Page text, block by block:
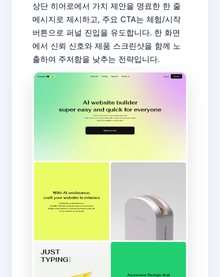
상단 히어로에서 가치 제안을 명료한 한 줄
메시지로 제시하고, 주요 CTA는 체험/시작
버튼으로 퍼널 진입을 유도합니다. 한 화면
에서 신뢰 신호와 제품 스크린샷을 함께 노
출하여 주저함을 낮추는 전략입니다.